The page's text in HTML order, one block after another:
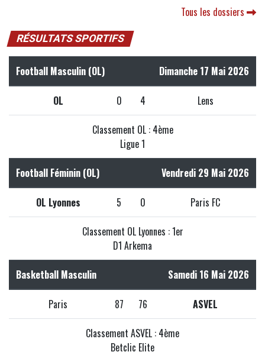
Tous les dossiers
RÉSULTATS SPORTIFS
Football Masculin (OL) Dimanche 17 Mai 2026
OL 0 4 Lens
Classement OL : 4ème
Ligue 1
Football Féminin (OL) Vendredi 29 Mai 2026
OL Lyonnes 5 0 Paris FC
Classement OL Lyonnes : 1er
D1 Arkema
Basketball Masculin Samedi 16 Mai 2026
Paris 87 76 ASVEL
Classement ASVEL : 4ème
Betclic Elite